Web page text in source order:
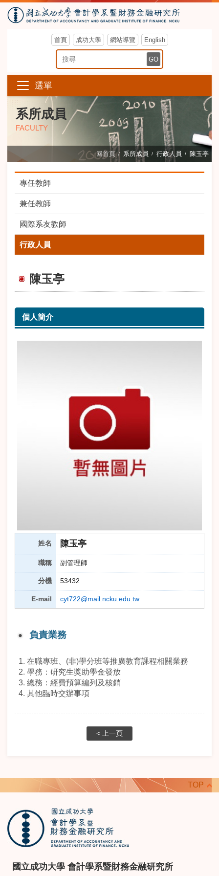
首頁 成功大學 網站導覽 English
搜尋關鍵字 GO
選單
系所成員
FACULTY
回首頁 系所成員 行政人員 陳玉亭
專任教師
兼任教師
國際系友教師
行政人員
陳玉亭
個人簡介
姓名 陳玉亭
職稱 副管理師
分機 53432
E-mail cyt722@mail.ncku.edu.tw
負責業務
1. 在職專班、(非)學分班等推廣教育課程相關業務
2. 學務：研究生獎助學金發放
3. 總務：經費預算編列及核銷
4. 其他臨時交辦事項
< 上一頁
TOP
國立成功大學 會計學系暨財務金融研究所